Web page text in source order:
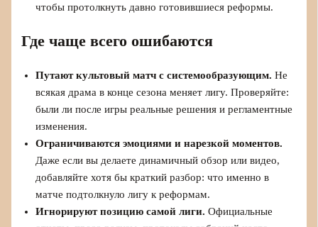
чтобы протолкнуть давно готовившиеся реформы.
Где чаще всего ошибаются
Путают культовый матч с системообразующим. Не
всякая драма в конце сезона меняет лигу. Проверяйте:
были ли после игры реальные решения и регламентные
изменения.
Ограничиваются эмоциями и нарезкой моментов.
Даже если вы делаете динамичный обзор или видео,
добавляйте хотя бы краткий разбор: что именно в
матче подтолкнуло лигу к реформам.
Игнорируют позицию самой лиги. Официальные